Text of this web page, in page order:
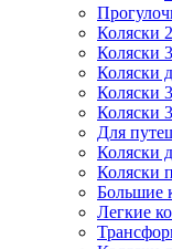
Коляски
Коляски
Коляски
Коляски
Коляски
Для
Коляски
Коляски
Большие
Легкие